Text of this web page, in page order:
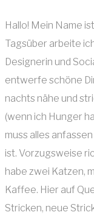
Hallo! Mein Name
Tagsüber arbeite
Designerin und
entwerfe schöne
nachts nähe und
(wenn ich Hunger
muss alles
ist. Vorzugsweise
habe zwei Katzen,
Kaffee. Hier auf
Stricken, neue